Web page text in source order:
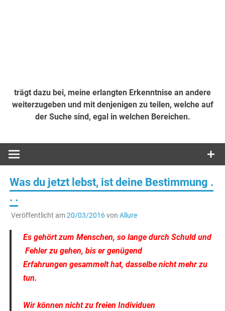
trägt dazu bei, meine erlangten Erkenntnise an andere
weiterzugeben und mit denjenigen zu teilen, welche auf
der Suche sind, egal in welchen Bereichen.
Was du jetzt lebst, ist deine Bestimmung .
. .
Veröffentlicht am20/03/2016von Allure
Es gehört zum Menschen, so lange durch Schuld und
Fehler zu gehen, bis er genügend
Erfahrungen gesammelt hat, dasselbe nicht mehr zu
tun.
Wir können nicht zu freien Individuen